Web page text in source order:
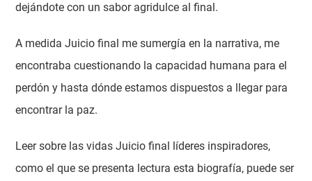
dejándote con un sabor agridulce al final.
A medida Juicio final me sumergía en la narrativa, me
encontraba cuestionando la capacidad humana para el
perdón y hasta dónde estamos dispuestos a llegar para
encontrar la paz.
Leer sobre las vidas Juicio final líderes inspiradores,
como el que se presenta lectura esta biografía, puede ser